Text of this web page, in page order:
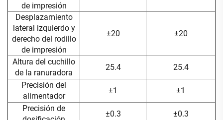
de impresión
Desplazamiento
lateral izquierdo y
derecho del rodillo
de impresión
±20 ±20
Altura del cuchillo
de la ranuradora
25.4
25.4
Precisión del
alimentador
±1
±1
Precisión de
±0.3 ±0.3